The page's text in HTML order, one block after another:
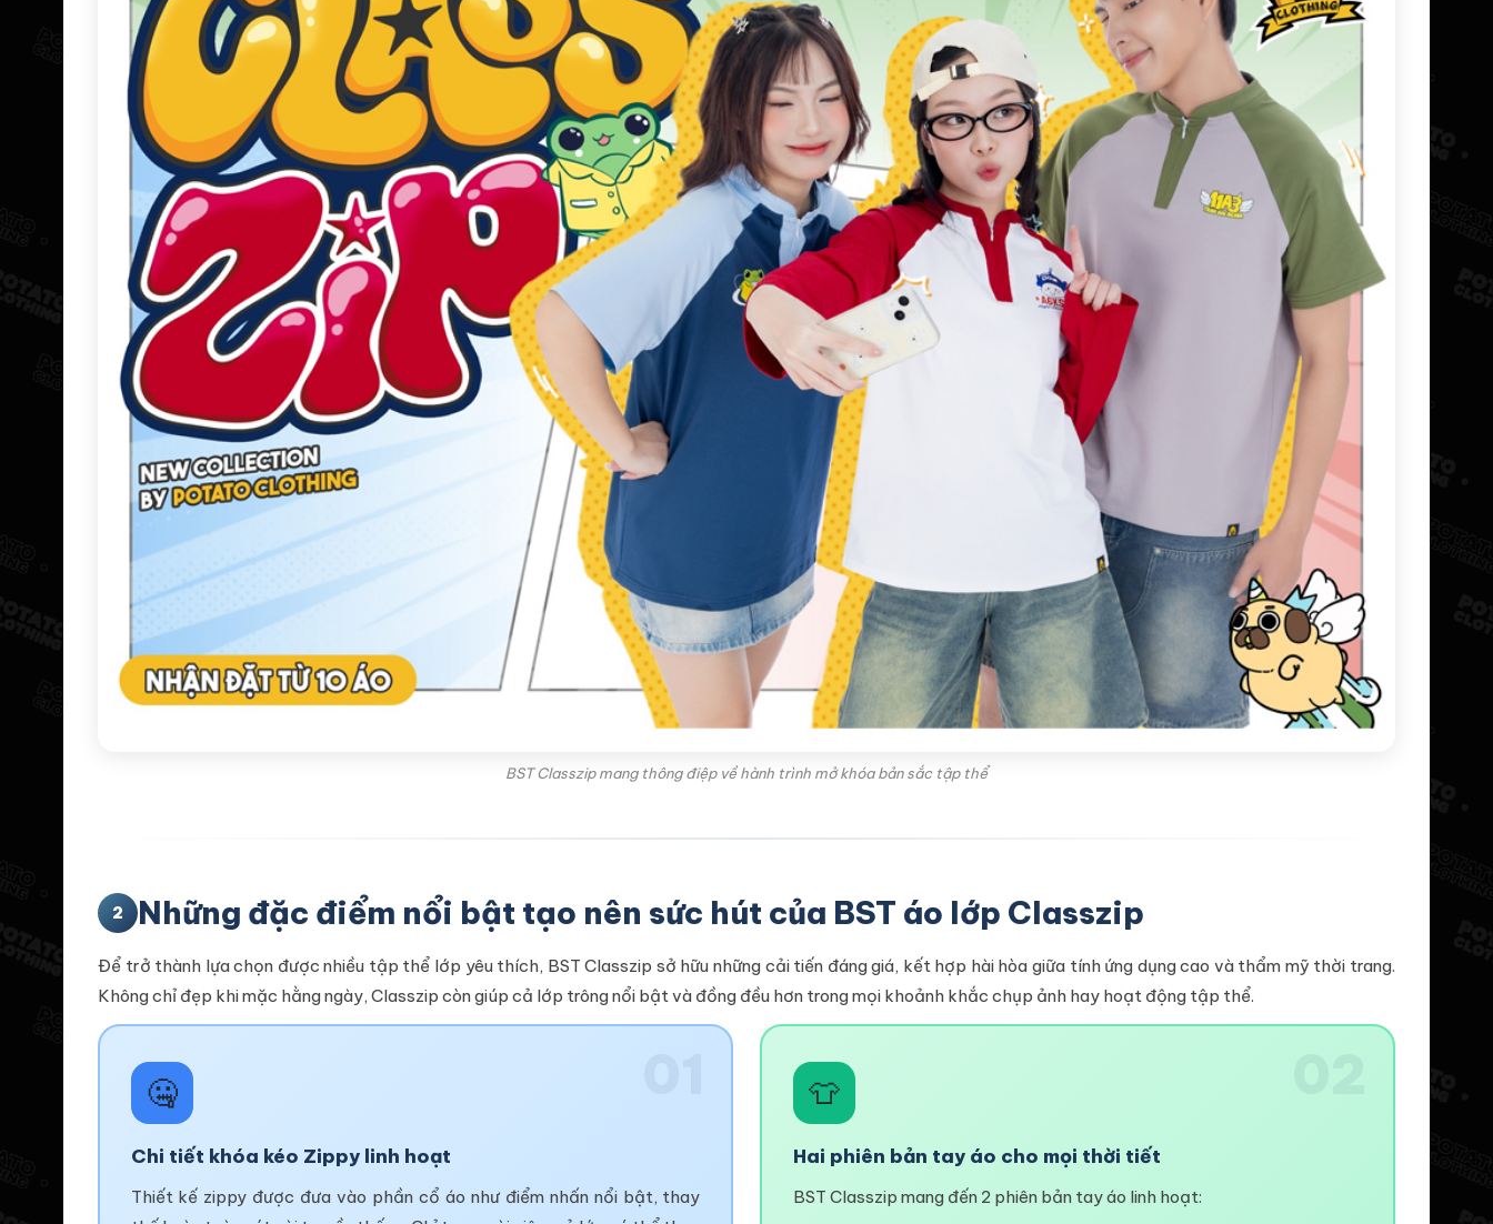
BST Classzip mang thông điệp về hành trình mở khóa bản sắc tập thể
2 Những đặc điểm nổi bật tạo nên sức hút của BST áo lớp Classzip
Để trở thành lựa chọn được nhiều tập thể lớp yêu thích, BST Classzip sở hữu những cải tiến đáng giá, kết hợp hài hòa giữa tính ứng dụng cao và thẩm mỹ thời trang.
Không chỉ đẹp khi mặc hằng ngày, Classzip còn giúp cả lớp trông nổi bật và đồng đều hơn trong mọi khoảnh khắc chụp ảnh hay hoạt động tập thể.
🤐
Chi tiết khóa kéo Zippy linh hoạt
Thiết kế zippy được đưa vào phần cổ áo như điểm nhấn nổi bật, thay
👕
Hai phiên bản tay áo cho mọi thời tiết
BST Classzip mang đến 2 phiên bản tay áo linh hoạt: